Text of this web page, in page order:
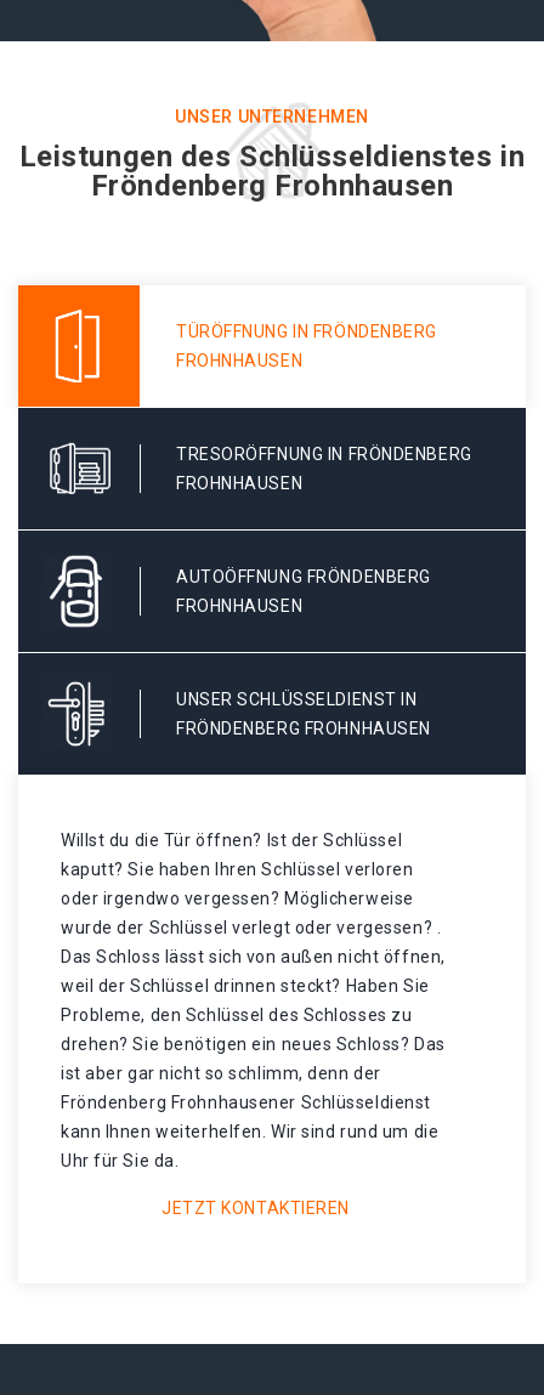
UNSER UNTERNEHMEN
Leistungen des Schlüsseldienstes in
Fröndenberg Frohnhausen
TÜRÖFFNUNG IN FRÖNDENBERG
FROHNHAUSEN
TRESORÖFFNUNG IN FRÖNDENBERG
FROHNHAUSEN
AUTOÖFFNUNG FRÖNDENBERG
FROHNHAUSEN
UNSER SCHLÜSSELDIENST IN
FRÖNDENBERG FROHNHAUSEN
Willst du die Tür öffnen? Ist der Schlüssel
kaputt? Sie haben Ihren Schlüssel verloren
oder irgendwo vergessen? Möglicherweise
wurde der Schlüssel verlegt oder vergessen? .
Das Schloss lässt sich von außen nicht öffnen,
weil der Schlüssel drinnen steckt? Haben Sie
Probleme, den Schlüssel des Schlosses zu
drehen? Sie benötigen ein neues Schloss? Das
ist aber gar nicht so schlimm, denn der
Fröndenberg Frohnhausener Schlüsseldienst
kann Ihnen weiterhelfen. Wir sind rund um die
Uhr für Sie da.
JETZT KONTAKTIEREN